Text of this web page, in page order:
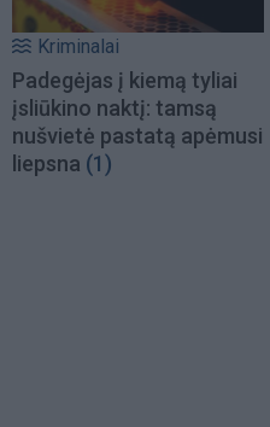
Kriminalai
Padegėjas į kiemą tyliai
įsliūkino naktį: tamsą
nušvietė pastatą apėmusi
liepsna (1)